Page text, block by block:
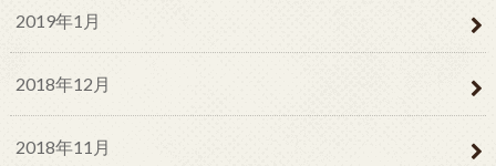
2019年1月
2018年12月
2018年11月